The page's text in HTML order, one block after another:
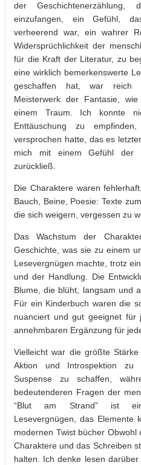
der Geschichtenerzählung,
einzufangen, ein Gefühl,
verheerend war, ein wahrer
Widersprüchlichkeit der
für die Kraft der Literatur, zu
eine wirklich bemerkenswerte
geschaffen hat, war reich
Meisterwerk der Fantasie,
einem Traum. Ich konnte
Enttäuschung zu
versprochen hatte, das es
mich mit einem Gefühl der
zurückließ.
Die Charaktere waren
Bauch, Beine, Poesie: Texte
die sich weigern, vergessen zu
Das Wachstum der
Geschichte, was sie zu einem
Lesevergnügen machte, trotz
und der Handlung. Die
Blume, die blüht, langsam und
Für ein Kinderbuch waren die
nuanciert und gut geeignet
annehmbaren Ergänzung für
Vielleicht war die größte
Aktion und Introspektion zu
Suspense zu schaffen,
bedeutenderen Fragen der
“Blut am Strand” ist ein
Lesevergnügen, das Elemente
modernen Twist bücher
Charaktere und das Schreiben
halten. Ich denke lesen